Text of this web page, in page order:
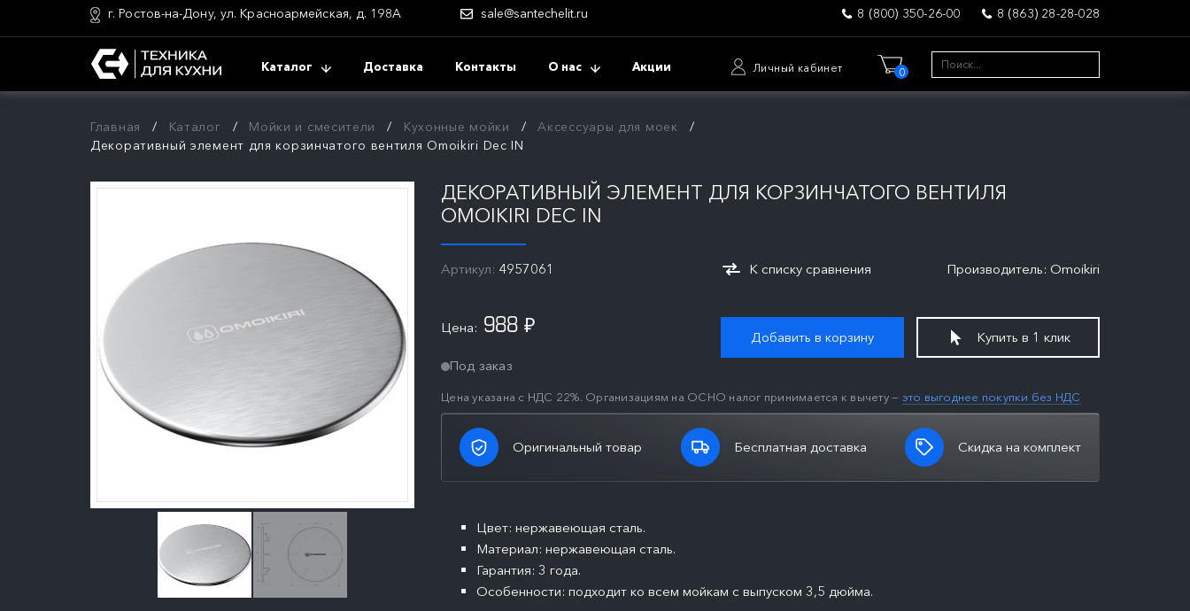
г. Ростов-на-Дону, ул. Красноармейская, д. 198А sale@santechelit.ru 8 (800) 350-26-00 8 (863) 28-28-028
Каталог Доставка Контакты О нас Акции Личный кабинет 0
Главная Каталог Мойки и смесители Кухонные мойки
Аксессуары для моек
Декоративный элемент для корзинчатого вентиля Omoikiri Dec IN
ДЕКОРАТИВНЫЙ ЭЛЕМЕНТ ДЛЯ КОРЗИНЧАТОГО ВЕНТИЛЯ
OMOIKIRI DEC IN
Артикул: 4957061 К списку сравнения Производитель: Omoikiri
Цена: 988 ₽
Под заказ
Цена указана с НДС 22%. Организациям на ОСНО налог принимается к вычету — это выгоднее покупки без НДС
Добавить в корзину Купить в 1 клик
Оригинальный товар Бесплатная доставка Скидка на комплект
Цвет: нержавеющая сталь.
Материал: нержавеющая сталь.
Гарантия: 3 года.
Особенности: подходит ко всем мойкам с выпуском 3,5 дюйма.